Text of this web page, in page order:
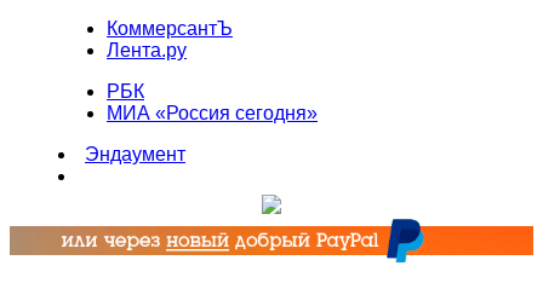
КоммерсантЪ
Лента.ру
РБК
МИА «Россия сегодня»
Эндаумент